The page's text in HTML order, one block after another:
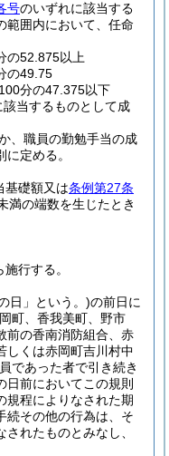
号のいずれに該当する
範囲内において、任命
の52.875以上
の49.75
分の47.375以下
該当するものとして成
、職員の勤勉手当の成
定める。
基礎額又は条例第27条
満の端数を生じたとき
行する。
日」という。)の前日に
町、香我美町、野市
前の香南消防組合、赤
しくは赤岡町吉川村中
であった者で引き続き
前においてこの規則
規程によりなされた期
続その他の行為は、そ
れたものとみなし、